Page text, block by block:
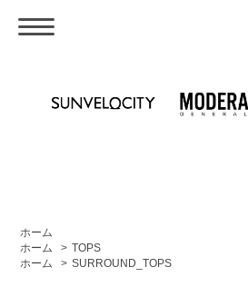
ホーム
ホーム
> TOPS
ホーム
> SURROUND_TOPS